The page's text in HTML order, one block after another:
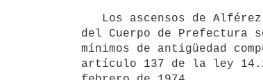
del Cuerpo de Prefectura
mínimos de antigüedad
artículo 137 de la ley